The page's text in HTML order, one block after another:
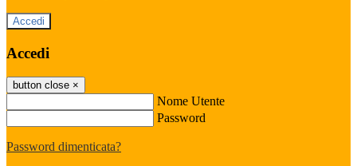
Accedi
Accedi
button close ×
Nome Utente
Password
Password dimenticata?